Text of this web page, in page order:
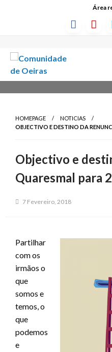
Área
HOMEPAGE
NOTICIAS
OBJECTIVO E DESTINO DA
Objectivo e
Quaresmal para
7 Fevereiro, 2018
Partilhar
com os
irmãos o
que
somos e
temos, o
que
podemos
e